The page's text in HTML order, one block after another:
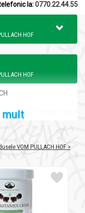
la:0770.22.44.55
HOF
HOF
mult
VOM PULLACH HOF >